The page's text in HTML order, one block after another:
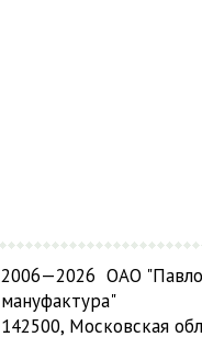
2006—2026 ОАО
мануфактура"
142500, Московская